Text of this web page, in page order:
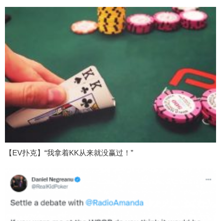
【EV扑克】“我拿着KK从来就没赢过！”